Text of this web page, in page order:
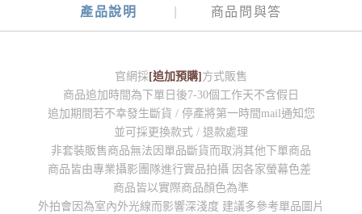
產品說明 商品問與答
官網採 [追加預購] 方式販售
商品追加時間為下單日後7-30個工作天不含假日
追加期間若不幸發生斷貨 / 停產將第一時間mail通知您
並可採更換款式 / 退款處理
非套裝販售商品無法因單品斷貨而取消其他下單商品
商品皆由專業攝影團隊進行實品拍攝 因各家螢幕色差
商品皆以實際商品顏色為準
外拍會因為室內外光線而影響深淺度 建議多參考單品圖片